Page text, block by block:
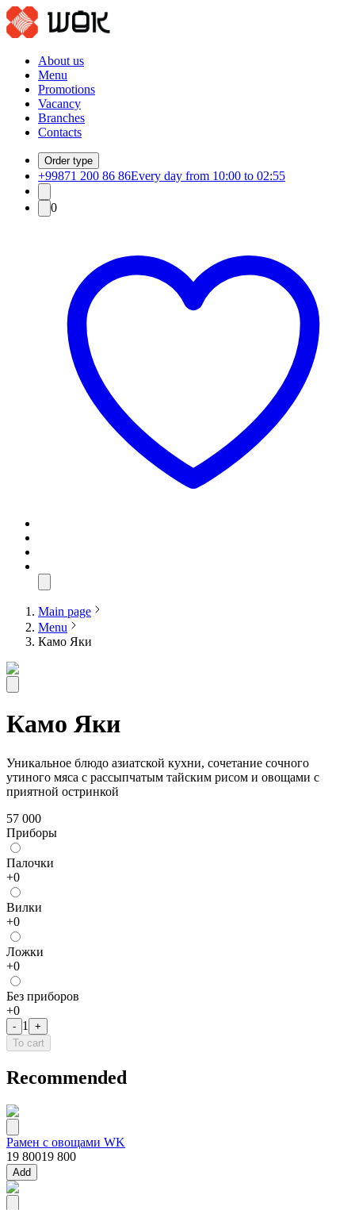
About us
Menu
Promotions
Vacancy
Branches
Contacts
Order type
+99871 200 86 86Every day from 10:00 to 02:55
0
Main page
Menu
Камо Яки
Камо Яки
Уникальное блюдо азиатской кухни, сочетание сочного
утиного мяса с рассыпчатым тайским рисом и овощами с
приятной остринкой
57 000
Приборы
Палочки
+0
Bилки
+0
Лoжки
+0
Без приборов
+0
- 1
+
To cart
Recommended
Рамен с овощами WK
19 80019 800
Add